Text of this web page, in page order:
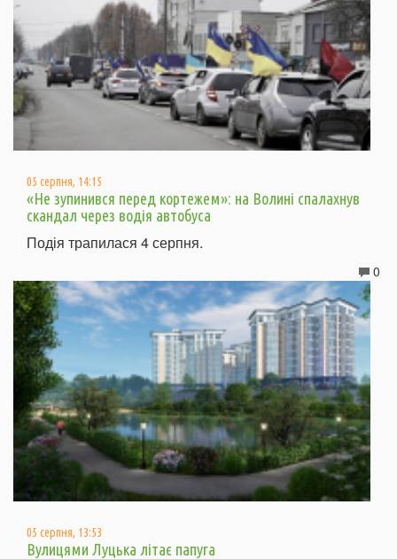
05 серпня, 14:15
«Не зупинився перед кортежем»: на Волині спалахнув
скандал через водія автобуса
Подія трапилася 4 серпня.
0
05 серпня, 13:53
Вулицями Луцька літає папуга